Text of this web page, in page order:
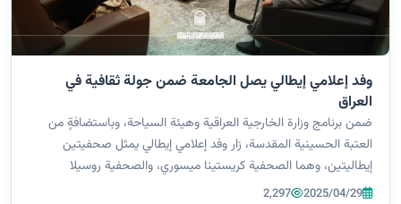
وفد إعلامي إيطالي يصل الجامعة ضمن جولة ثقافية في
العراق
ضمن برنامج وزارة الخارجية العراقية وهيئة السياحة، وباستضافةٍ من
العتبة الحسينية المقدسة، زار وفد إعلامي إيطالي يمثل صحفيتين
إيطاليتين، وهما الصحفية كريستينا ميسوري، والصحفية روسيلا
فيبياني، جامعة الزهراء للبنات برفقة معاون مدير الإعلام في هيئة
2025/04/29
2,297